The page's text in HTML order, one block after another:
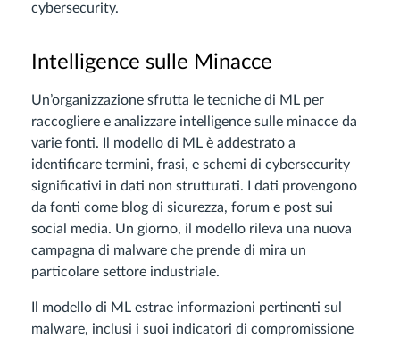
cybersecurity.
Intelligence sulle Minacce
Un’organizzazione sfrutta le tecniche di ML per
raccogliere e analizzare intelligence sulle minacce da
varie fonti. Il modello di ML è addestrato a
identificare termini, frasi, e schemi di cybersecurity
significativi in dati non strutturati. I dati provengono
da fonti come blog di sicurezza, forum e post sui
social media. Un giorno, il modello rileva una nuova
campagna di malware che prende di mira un
particolare settore industriale.
Il modello di ML estrae informazioni pertinenti sul
malware, inclusi i suoi indicatori di compromissione